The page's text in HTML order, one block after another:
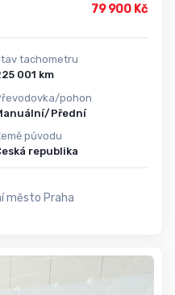
79 900 Kč
tachometru
225 001 km
pohon
Přední
původu
republika
město Praha